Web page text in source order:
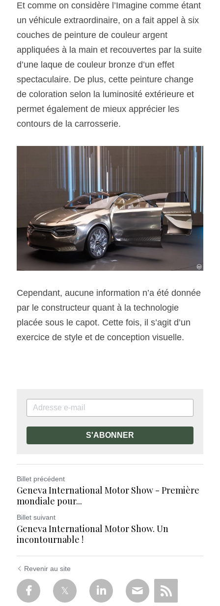
Et comme on considère l’Imagine comme étant
un véhicule extraordinaire, on a fait appel à six
couches de peinture de couleur argent
appliquées à la main et recouvertes par la suite
d’une laque de couleur bronze d’un effet
spectaculaire. De plus, cette peinture change
de coloration selon la luminosité extérieure et
permet également de mieux apprécier les
contours de la carrosserie.
Cependant, aucune information n’a été donnée
par le constructeur quant à la technologie
placée sous le capot. Cette fois, il s’agit d’un
exercice de style et de conception visuelle.
S'ABONNER
Billet précédent
Geneva International Motor Show - Première
mondiale pour...
Billet suivant
Geneva International Motor Show. Un
incontournable !
Revenir au site